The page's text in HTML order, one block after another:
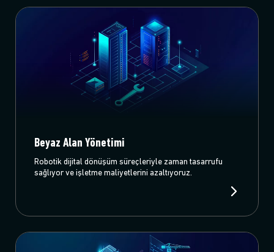
Beyaz Alan Yönetimi
Robotik dijital dönüşüm süreçleriyle zaman tasarrufu
sağlıyor ve işletme maliyetlerini azaltıyoruz.